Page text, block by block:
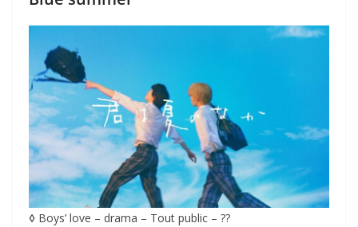
◊ Boys’ love – drama – Tout public – ??